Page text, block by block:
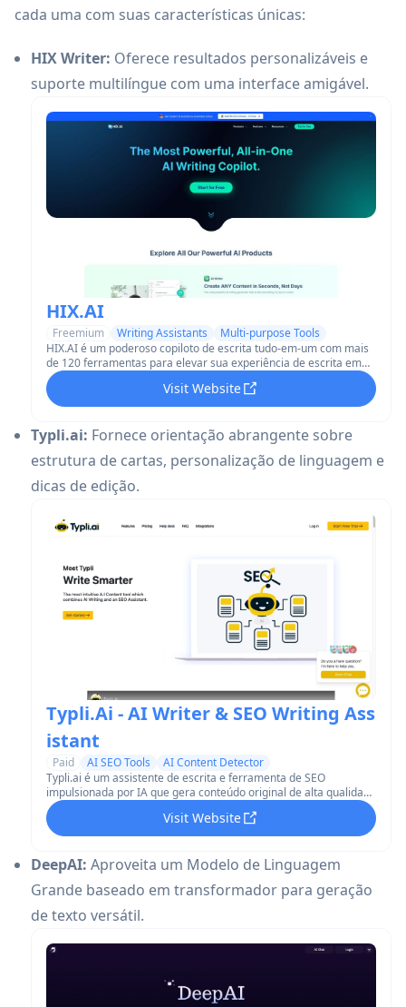
cada uma com suas características únicas:
HIX Writer: Oferece resultados personalizáveis e
suporte multilíngue com uma interface amigável.
HIX.AI
Freemium Writing Assistants
Multi-purpose Tools
HIX.AI é um poderoso copiloto de escrita tudo-em-um com mais
de 120 ferramentas para elevar sua experiência de escrita em
vários tipos de conteúdo e plataformas.
Visit Website
Typli.ai: Fornece orientação abrangente sobre
estrutura de cartas, personalização de linguagem e
dicas de edição.
Typli.Ai - AI Writer & SEO Writing Ass
istant
Paid AI SEO Tools
AI Content Detector
Typli.ai é um assistente de escrita e ferramenta de SEO
impulsionada por IA que gera conteúdo original de alta qualidade
e o otimiza para mecanismos de busca.
Visit Website
DeepAI: Aproveita um Modelo de Linguagem
Grande baseado em transformador para geração
de texto versátil.